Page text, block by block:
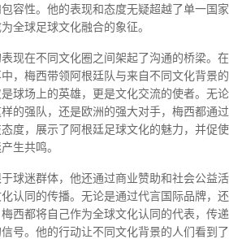
容性。他的表现和态度无疑超越了单一国家
全球足球文化融合的象征。
现在不同文化圈之间架起了沟通的桥梁。在
，梅西带领阿根廷队与来自不同文化背景的
球场上的英雄，更是文化交流的使者。无论
的强队，还是欧洲的强大对手，梅西都通过
度，展示了阿根廷足球文化的魅力，并促使
生共鸣。
球迷群体，他还通过商业赞助和社会公益活
认同的传播。无论是通过代言国际品牌，还
西都将自己作为全球文化认同的代表，传递
号。他的行动让不同文化背景的人们看到了